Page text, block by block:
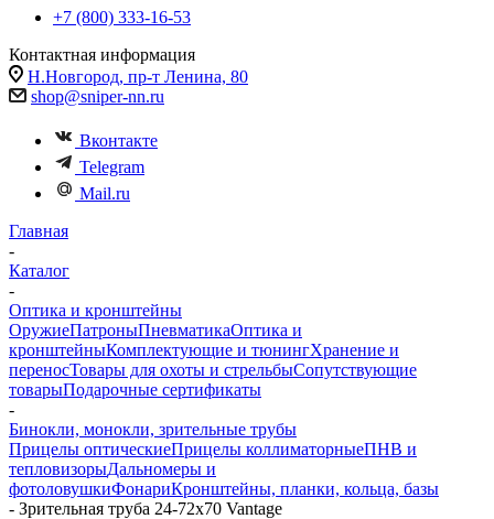
+7 (800) 333-16-53
Контактная информация
Н.Новгород, пр-т Ленина, 80
shop@sniper-nn.ru
Вконтакте
Telegram
Mail.ru
Главная
-
Каталог
-
Оптика и кронштейны
ОружиеПатроныПневматикаОптика и
кронштейныКомплектующие и тюнингХранение и
переносТовары для охоты и стрельбыСопутствующие
товарыПодарочные сертификаты
-
Бинокли, монокли, зрительные трубы
Прицелы оптическиеПрицелы коллиматорныеПНВ и
тепловизорыДальномеры и
фотоловушкиФонариКронштейны, планки, кольца, базы
- Зрительная труба 24-72х70 Vantage